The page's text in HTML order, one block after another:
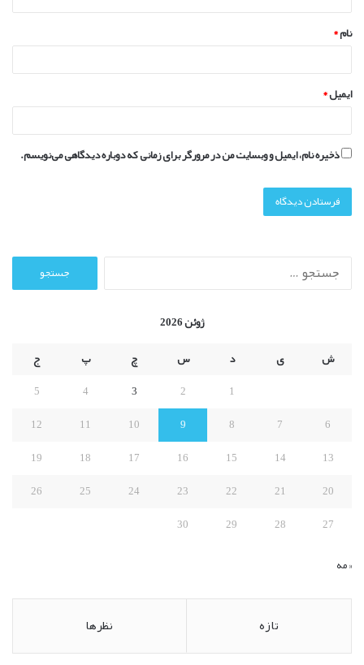
*
نام*
ایمیل*
ذخیره نام، ایمیل و وبسایت من در مرورگر برای زمانی که دوباره دیدگاهی می‌نویسم.
ژوئن 2026
ش
ی د س چ پ
ج
1
2
3
4
5
6
7
8
9
10
11
12
13
14
15
16
17
18
19
20
21
22
23
24
25
26
27
28
29
30
« مه
تازه نظرها